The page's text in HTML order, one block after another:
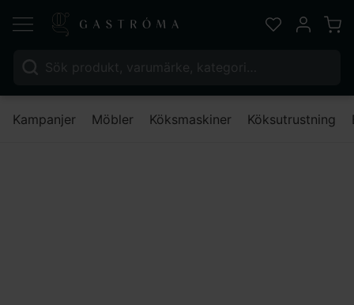
Sök efter:
Favoriter
Mitt
Kampanjer Möbler Köksmaskiner Köksutrustning